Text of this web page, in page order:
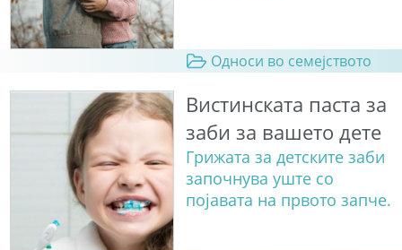
Односи во семејството
Вистинската паста за
заби за вашето дете
Грижата за детските заби
започнува уште со
појавата на првото запче.